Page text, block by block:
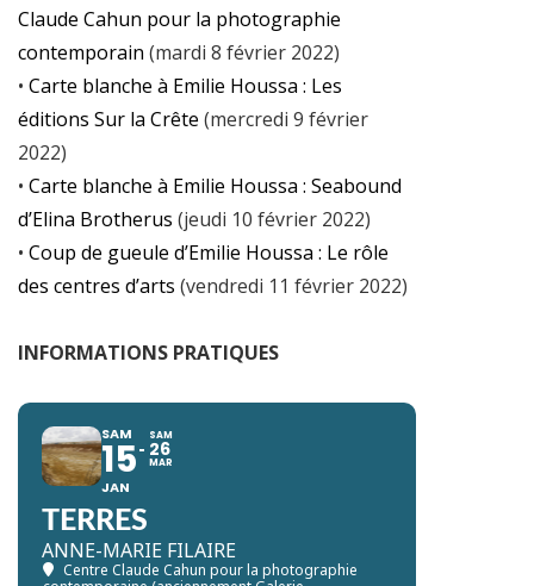
Claude Cahun pour la photographie
contemporain (mardi 8 février 2022)
• Carte blanche à Emilie Houssa : Les
éditions Sur la Crête (mercredi 9 février
2022)
• Carte blanche à Emilie Houssa : Seabound
d’Elina Brotherus (jeudi 10 février 2022)
• Coup de gueule d’Emilie Houssa : Le rôle
des centres d’arts (vendredi 11 février 2022)
INFORMATIONS PRATIQUES
SAM
15
JAN
SAM
26
MAR
TERRES
ANNE-MARIE FILAIRE
Centre Claude Cahun pour la photographie